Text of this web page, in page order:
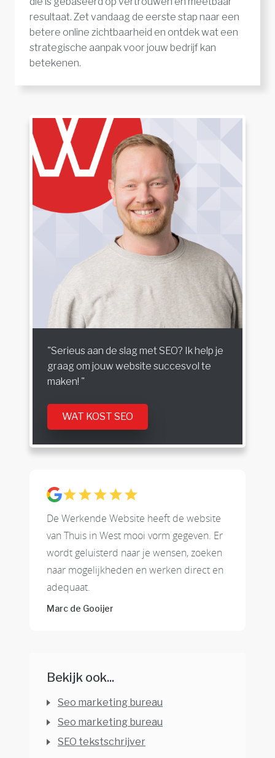
resultaat. Zet vandaag de eerste stap naar een
betere online zichtbaarheid en ontdek wat een
strategische aanpak voor jouw bedrijf kan
betekenen.
"Serieus aan de slag met SEO? Ik help je
graag om jouw website succesvol te
maken! "
WAT KOST SEO
De Werkende Website heeft de website
van Thuis in West mooi vorm gegeven. Er
wordt geluisterd naar je wensen, zoeken
naar mogelijkheden en werken direct en
adequaat.
Marc de Gooijer
Bekijk ook...
Seo marketing bureau
Seo marketing bureau
SEO tekstschrijver